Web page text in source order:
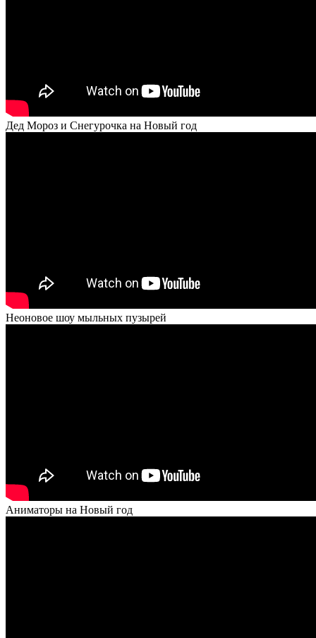
Дед Мороз и Снегурочка на Новый год
Неоновое шоу мыльных пузырей
Аниматоры на Новый год